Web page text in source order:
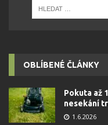
OBLÍBENÉ ČLÁNKY
Pokuta až
nesekání
1.6.2026